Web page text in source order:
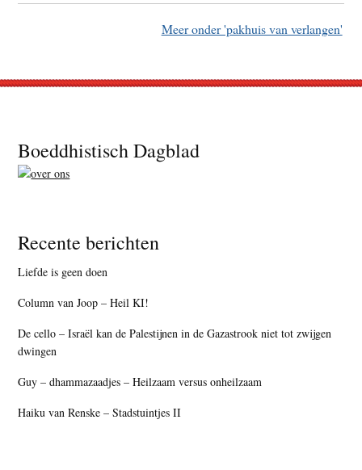
Meer onder 'pakhuis van verlangen'
Footer
Boeddhistisch Dagblad
Recente berichten
Liefde is geen doen
Column van Joop – Heil KI!
De cello – Israël kan de Palestijnen in de Gazastrook niet tot zwijgen
dwingen
Guy – dhammazaadjes – Heilzaam versus onheilzaam
Haiku van Renske – Stadstuintjes II